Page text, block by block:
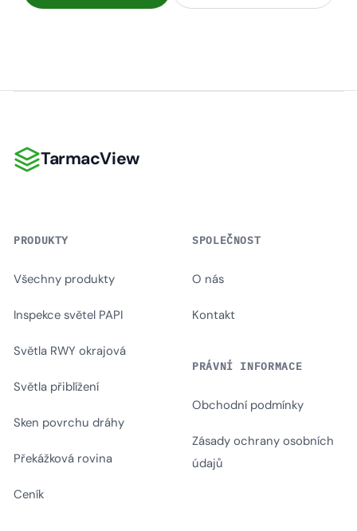
TarmacView
TarmacView
PRODUKTY
Všechny produkty
Inspekce světel PAPI
Světla RWY okrajová
Světla přiblížení
Sken povrchu dráhy
Překážková rovina
Ceník
SPOLEČNOST
O nás
Kontakt
PRÁVNÍ INFORMACE
Obchodní podmínky
Zásady ochrany osobních
údajů